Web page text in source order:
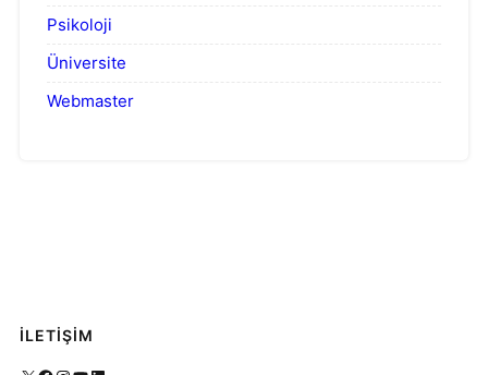
Psikoloji
Üniversite
Webmaster
İLETİŞİM